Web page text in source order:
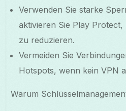
Verwenden Sie starke
aktivieren Sie Play
zu reduzieren.
Vermeiden Sie
Hotspots, wenn kein VPN
Warum